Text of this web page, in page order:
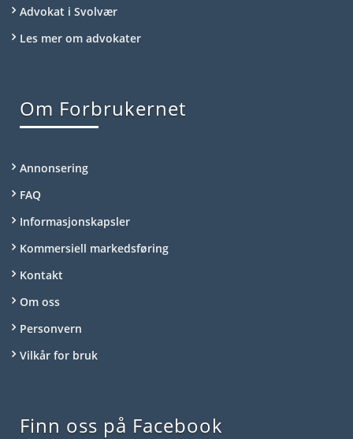
Advokat i Svolvær
Les mer om advokater
Om Forbrukernet
Annonsering
FAQ
Informasjonskapsler
Kommersiell markedsføring
Kontakt
Om oss
Personvern
Vilkår for bruk
Finn oss på Facebook